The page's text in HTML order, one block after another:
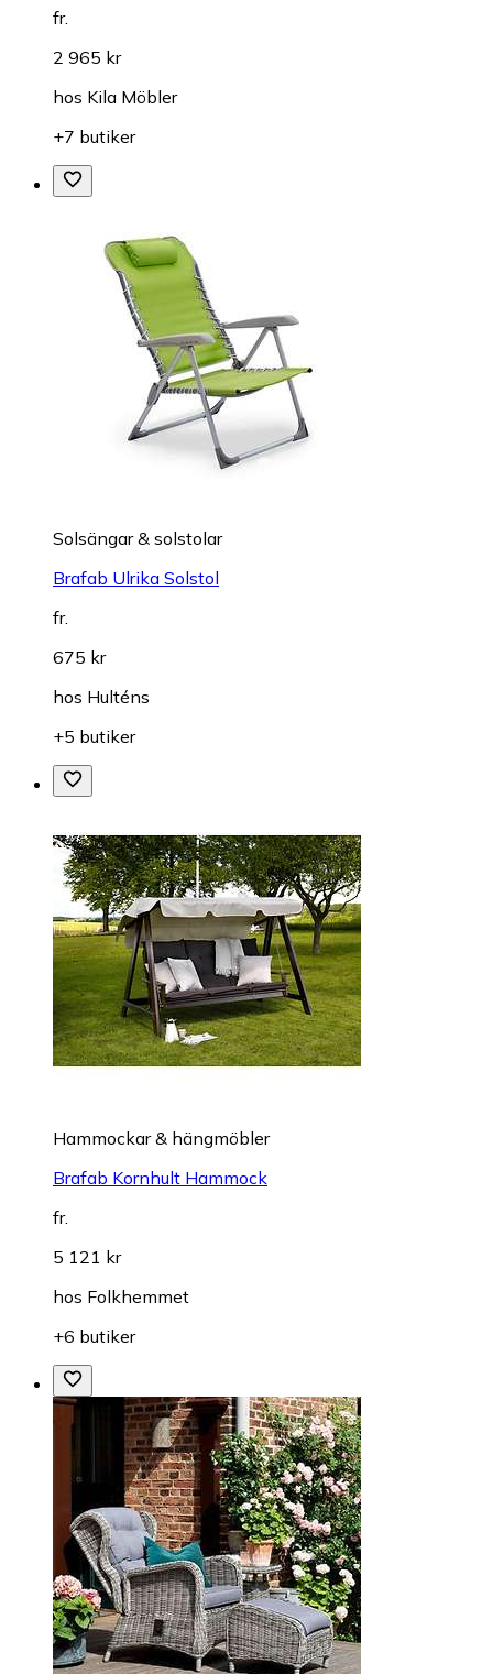
fr.
2 965 kr
hos Kila Möbler
+7 butiker
Solsängar & solstolar
Brafab Ulrika Solstol
fr.
675 kr
hos Hulténs
+5 butiker
Hammockar & hängmöbler
Brafab Kornhult Hammock
fr.
5 121 kr
hos Folkhemmet
+6 butiker